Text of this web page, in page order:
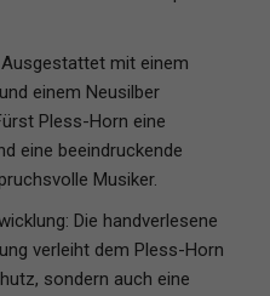
mit einem
einem Neusilber
Pless-Horn eine
eine beeindruckende
Musiker.
Die handverlesene
verleiht dem Pless-Horn
sondern auch eine